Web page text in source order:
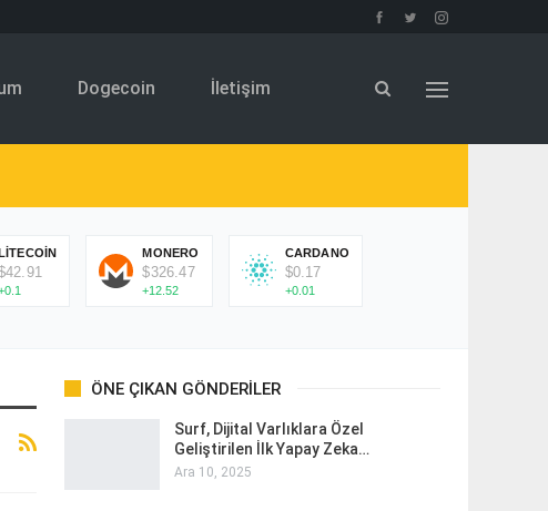
Dogecoin İletişim
MONERO
$326.47
+12.52
CARDANO
$0.17
+0.01
ÖNE ÇIKAN GÖNDERILER
Surf, Dijital Varlıklara Özel
Geliştirilen İlk Yapay Zeka…
Ara 10, 2025